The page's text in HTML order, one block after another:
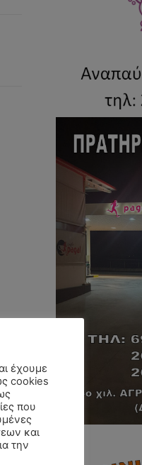
έχουμε
cookies
που
και
την